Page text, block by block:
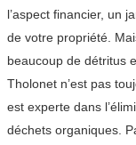
l’aspect financier, un
de votre propriété.
beaucoup de détritus
Tholonet n’est pas
est experte dans
déchets organiques.